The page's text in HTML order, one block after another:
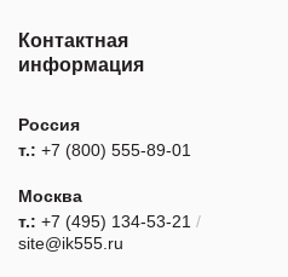
Контактная
информация
Россия
т.: +7 (800) 555-89-01
Москва
т.: +7 (495) 134-53-21 /
site@ik555.ru